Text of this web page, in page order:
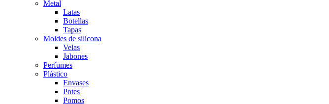
Metal
Latas
Botellas
Tapas
Moldes de silicona
Velas
Jabones
Perfumes
Plástico
Envases
Potes
Pomos